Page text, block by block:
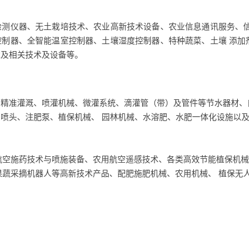
仪器、无土栽培技术、农业高新技术设备、农业信息通讯服务、
器、全智能温室控制器、土壤湿度控制器、特种蔬菜、土壤 添
相关技术及设备等。
准灌溉、喷灌机械、微灌系统、滴灌管（带）及管件等节水器材
头、注肥泵、植保机械、 园林机械、水溶肥、水肥一体化设施以及
施药技术与喷施装备、农用航空遥感技术、各类高效节能植保机
采摘机器人等高新技术产品、配肥施肥机械、农用机械、 植保无